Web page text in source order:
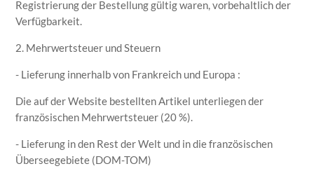
Registrierung der Bestellung gültig waren, vorbehaltlich der
Verfügbarkeit.
2. Mehrwertsteuer und Steuern
- Lieferung innerhalb von Frankreich und Europa :
Die auf der Website bestellten Artikel unterliegen der
französischen Mehrwertsteuer (20 %).
- Lieferung in den Rest der Welt und in die französischen
Überseegebiete (DOM-TOM)